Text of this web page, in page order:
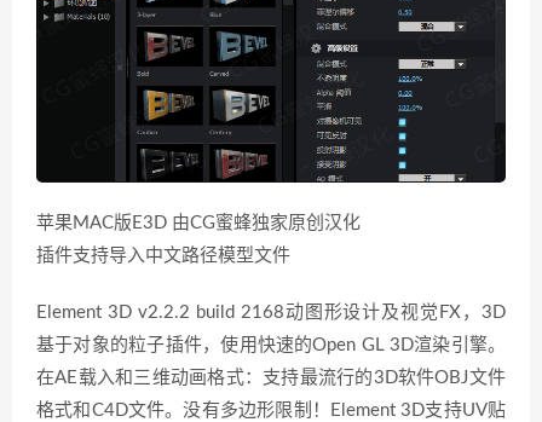
苹果MAC版E3D 由CG蜜蜂独家原创汉化
插件支持导入中文路径模型文件
Element 3D v2.2.2 build 2168动图形设计及视觉FX，3D
基于对象的粒子插件，使用快速的Open GL 3D渲染引擎。
在AE载入和三维动画格式：支持最流行的3D软件OBJ文件
格式和C4D文件。没有多边形限制！Element 3D支持UV贴